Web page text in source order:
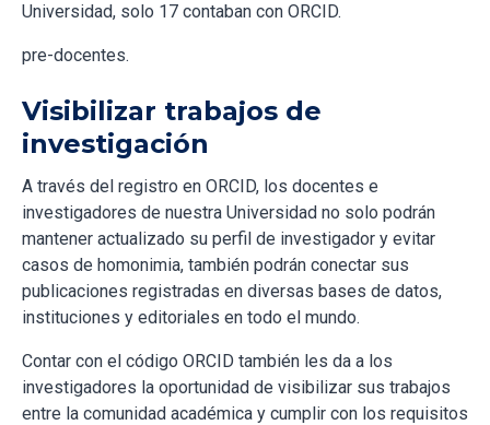
Universidad, solo 17 contaban con ORCID.
pre-docentes.
Visibilizar trabajos de
investigación
A través del registro en ORCID, los docentes e
investigadores de nuestra Universidad no solo podrán
mantener actualizado su perfil de investigador y evitar
casos de homonimia, también podrán conectar sus
publicaciones registradas en diversas bases de datos,
instituciones y editoriales en todo el mundo.
Contar con el código ORCID también les da a los
investigadores la oportunidad de visibilizar sus trabajos
entre la comunidad académica y cumplir con los requisitos